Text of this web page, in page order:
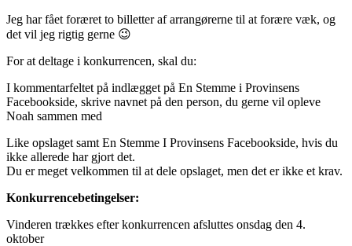
Jeg har fået foræret to billetter af arrangørerne til at forære væk, og
det vil jeg rigtig gerne 😉
For at deltage i konkurrencen, skal du:
I kommentarfeltet på indlægget på En Stemme i Provinsens
Facebookside, skrive navnet på den person, du gerne vil opleve
Noah sammen med
Like opslaget samt En Stemme I Provinsens Facebookside, hvis du
ikke allerede har gjort det.
Du er meget velkommen til at dele opslaget, men det er ikke et krav.
Konkurrencebetingelser:
Vinderen trækkes efter konkurrencen afsluttes onsdag den 4.
oktober